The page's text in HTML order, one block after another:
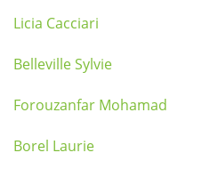
Licia Cacciari
Belleville Sylvie
Forouzanfar Mohamad
Borel Laurie